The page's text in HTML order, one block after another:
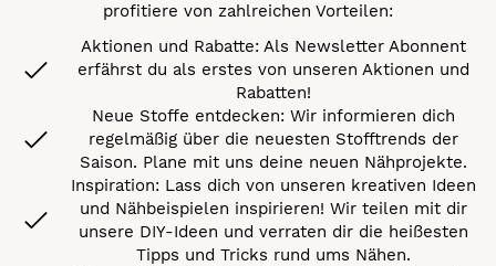
profitiere von zahlreichen Vorteilen:
Aktionen und Rabatte: Als Newsletter Abonnent
erfährst du als erstes von unseren Aktionen und
Rabatten!
Neue Stoffe entdecken: Wir informieren dich
regelmäßig über die neuesten Stofftrends der
Saison. Plane mit uns deine neuen Nähprojekte.
Inspiration: Lass dich von unseren kreativen Ideen
und Nähbeispielen inspirieren! Wir teilen mit dir
unsere DIY-Ideen und verraten dir die heißesten
Tipps und Tricks rund ums Nähen.